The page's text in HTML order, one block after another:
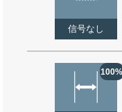
信号なし
100%